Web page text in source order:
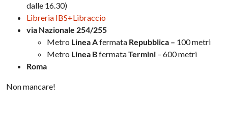
dalle 16.30)
Libreria IBS+Libraccio
via Nazionale 254/255
Metro Linea Afermata Repubblica – 100 metri
Metro Linea BfermataTermini – 600 metri
Roma
Non mancare!